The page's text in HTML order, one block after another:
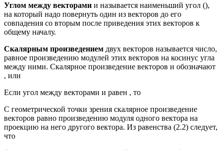
Углом между векторами и называется наименьший угол (),
на который надо повернуть один из векторов до его
совпадения со вторым после приведения этих векторов к
общему началу.
Скалярным произведением двух векторов называется число,
равное произведению модулей этих векторов на косинус угла
между ними. Скалярное произведение векторов и обозначают
, или
Если угол между векторами и равен , то
С геометрической точки зрения скалярное произведение
векторов равно произведению модуля одного вектора на
проекцию на него другого вектора. Из равенства (2.2) следует,
что